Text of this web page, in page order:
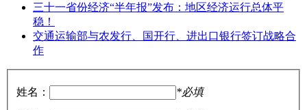
三十一省份经济“半年报”发布：地区经济运行总体平
稳！
交通运输部与农发行、国开行、进出口银行签订战略合
作
姓名： *必填